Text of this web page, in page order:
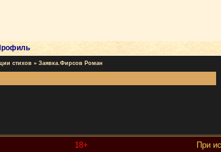
стихов » Заявка.Фирсов Роман
18+ При